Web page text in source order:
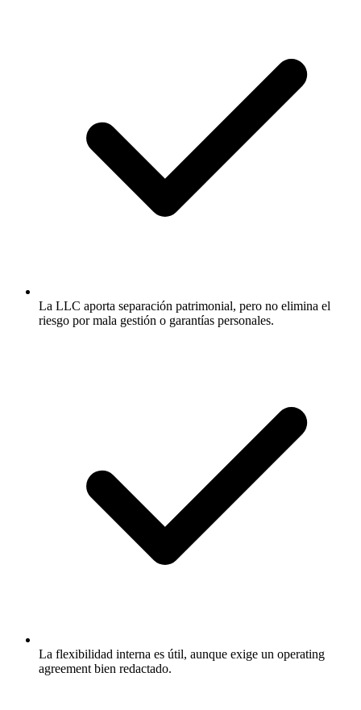
La LLC aporta separación patrimonial, pero no elimina el
riesgo por mala gestión o garantías personales.
La flexibilidad interna es útil, aunque exige un operating
agreement bien redactado.